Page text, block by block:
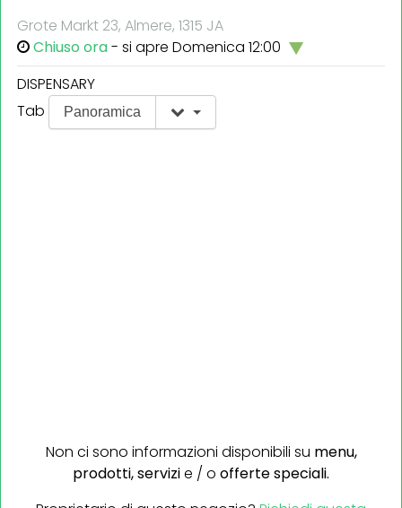
Grote Markt 23, Almere, 1315 JA
Chiuso ora- si apre Domenica 12:00
DISPENSARY
Tab
Panoramica
Non ci sono informazioni disponibili su menu,
prodotti,servizie / o offerte speciali.